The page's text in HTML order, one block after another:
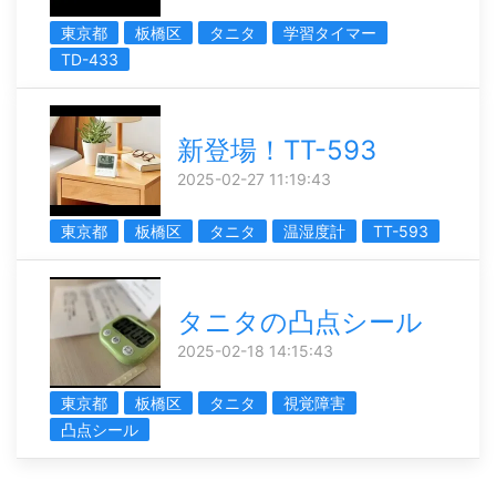
東京都 板橋区 タニタ
学習タイマー
TD-433
新登場！TT-593
2025-02-27 11:19:43
東京都 板橋区 タニタ 温湿度計 TT-593
タニタの凸点シール
2025-02-18 14:15:43
東京都 板橋区 タニタ
視覚障害
凸点シール